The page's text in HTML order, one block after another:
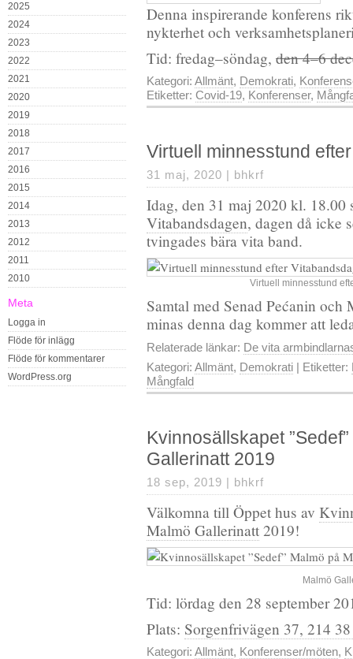
2025
2024
2023
2022
2021
2020
2019
2018
2017
2016
2015
2014
2013
2012
2011
2010
Meta
Logga in
Flöde för inlägg
Flöde för kommentarer
WordPress.org
Denna inspirerande konferens
nykterhet och
Tid: fredag–söndag, den 4–6
Kategori: Allmänt, Demokrati,
Etiketter: Covid-19, Konferenser,
Virtuell minnesstund
31 maj, 2020 | bhkrf
Idag, den 31 maj 2020 kl. 18.00
Vitabandsdagen, dagen då icke
tvingades bära vita band.
Virtuell minnesstund
Samtal med Senad Pećanin
minas denna dag kommer att
Relaterade länkar: De vita
Kategori: Allmänt, Demokrati | Etiketter:
Mångfald
Kvinnosällskapet
Gallerinatt 2019
18 sep, 2019 | bhkrf
Välkomna till Öppet hus av
Malmö Gallerinatt 2019!
Malmö
Tid: lördag den 28 september
Plats: Sorgenfrivägen 37, 214
Kategori: Allmänt, Konferenser/möten,